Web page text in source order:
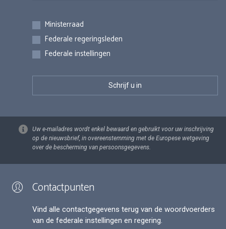
Inschrijvingen
Ministerraad
Federale regeringsleden
Federale instellingen
Uw e-mailadres wordt enkel bewaard en gebruikt voor uw inschrijving
op de nieuwsbrief, in overeenstemming met de Europese wetgeving
over de bescherming van persoonsgegevens.
Contactpunten
Vind alle contactgegevens terug van de woordvoerders
van de federale instellingen en regering.